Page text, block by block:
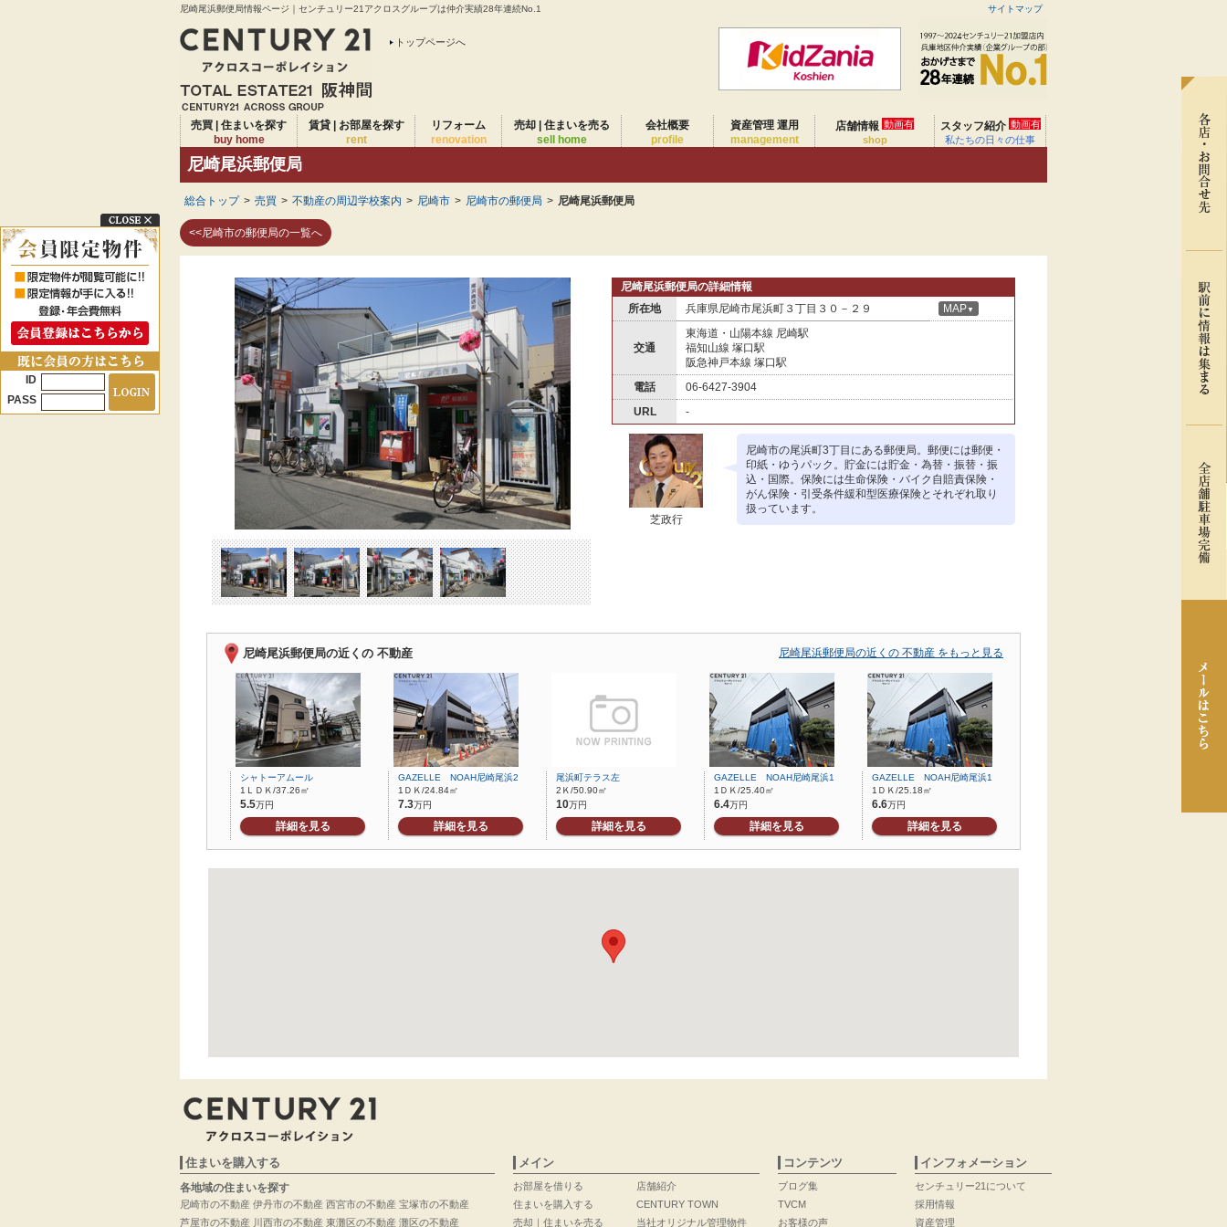
尼崎尾浜郵便局情報ページ｜センチュリー21アクロスグループは仲介実績28年連続No.1 サイトマップ
トップページへ
売買 | 住まいを探す
buy home
賃貸 | お部屋を探す
rent
リフォーム
renovation
売却 | 住まいを売る
sell home
会社概要
profile
資産管理 運用
management
店舗情報 動画有
shop
スタッフ紹介 動画有
私たちの日々の仕事
尼崎尾浜郵便局
総合トップ > 売買 > 不動産の周辺学校案内 > 尼崎市 > 尼崎市の郵便局 > 尼崎尾浜郵便局
<<尼崎市の郵便局の一覧へ
尼崎尾浜郵便局の詳細情報
所在地
兵庫県尼崎市尾浜町３丁目３０－２９ MAP ▼
交通
東海道・山陽本線 尼崎駅
福知山線 塚口駅
阪急神戸本線 塚口駅
電話
06-6427-3904
URL
-
芝政行
尼崎市の尾浜町3丁目にある郵便局。郵便には郵便・
印紙・ゆうパック。貯金には貯金・為替・振替・振
込・国際。保険には生命保険・バイク自賠責保険・
がん保険・引受条件緩和型医療保険とそれぞれ取り
扱っています。
尼崎尾浜郵便局の近くの 不動産 尼崎尾浜郵便局の近くの 不動産 をもっと見る
シャトーアムール
1ＬＤＫ/37.26㎡
5.5万円
詳細を見る
GAZELLE NOAH尼崎尾浜2
1ＤＫ/24.84㎡
7.3万円
詳細を見る
尾浜町テラス左
2Ｋ/50.90㎡
10万円
詳細を見る
GAZELLE NOAH尼崎尾浜1
1ＤＫ/25.40㎡
6.4万円
詳細を見る
GAZELLE NOAH尼崎尾浜1
1ＤＫ/25.18㎡
6.6万円
詳細を見る
住まいを購入する
各地域の住まいを探す
尼崎市の不動産
芦屋市の不動産
伊丹市の不動産
川西市の不動産
西宮市の不動産
東灘区の不動産
宝塚市の不動産
灘区の不動産
メイン
お部屋を借りる
住まいを購入する
売却｜住まいを売る
店舗紹介
CENTURY TOWN
当社オリジナル管理物件
コンテンツ
ブログ集
TVCM
お客様の声
インフォメーション
センチュリー21について
採用情報
資産管理
ID
PASS